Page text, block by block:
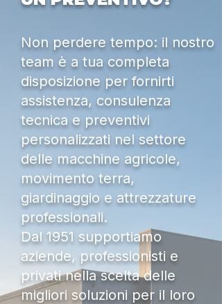
Non perdere tempo: il nostro
team è a tua completa
disposizione per fornirti
assistenza, consulenza
tecnica e preventivi
personalizzati nel settore
delle macchine agricole,
movimento terra,
giardinaggio e attrezzature
professionali.
Dal 1951 supportiamo
aziende, professionisti e
privati nella scelta delle
migliori soluzioni per il loro